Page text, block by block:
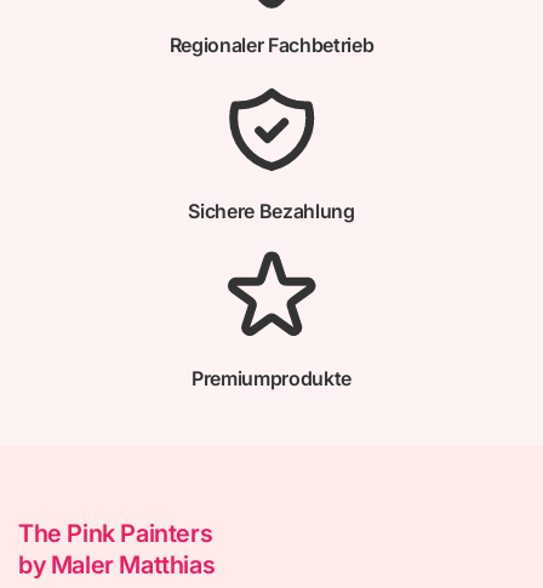
Regionaler Fachbetrieb
Sichere Bezahlung
Premiumprodukte
The Pink Painters
by Maler Matthias